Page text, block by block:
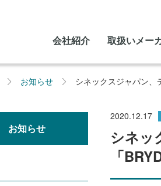
会社紹介 取扱いメー
お知らせ シネックスジャパン、
2020.12.17
シネッ
「
お知らせ